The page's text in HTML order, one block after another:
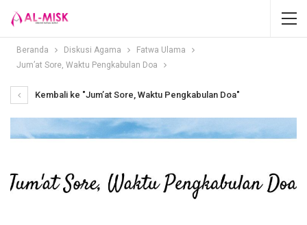
Beranda Diskusi Agama
Fatwa Ulama
Jum’at Sore, Waktu Pengkabulan Doa
Kembali ke "Jum’at Sore, Waktu Pengkabulan Doa"